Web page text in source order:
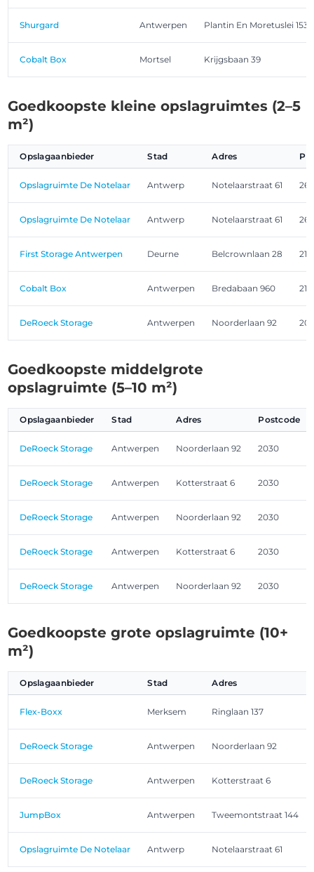
Shurgard Antwerpen Plantin En Moretuslei 153
Cobalt Box Mortsel Krijgsbaan 39
Goedkoopste kleine opslagruimtes (2–5
m²)
Opslagaanbieder Stad Adres
Opslagruimte De Notelaar Antwerp Notelaarstraat 61
Opslagruimte De Notelaar Antwerp Notelaarstraat 61
First Storage Antwerpen Deurne Belcrownlaan 28
Cobalt Box Antwerpen Bredabaan 960
DeRoeck Storage Antwerpen Noorderlaan 92
Goedkoopste middelgrote
opslagruimte (5–10 m²)
Opslagaanbieder Stad Adres Postcode
DeRoeck Storage Antwerpen Noorderlaan 92 2030
DeRoeck Storage Antwerpen Kotterstraat 6 2030
DeRoeck Storage Antwerpen Noorderlaan 92 2030
DeRoeck Storage Antwerpen Kotterstraat 6 2030
DeRoeck Storage Antwerpen Noorderlaan 92 2030
Goedkoopste grote opslagruimte (10+
m²)
Opslagaanbieder Stad Adres
Flex-Boxx Merksem Ringlaan 137
DeRoeck Storage Antwerpen Noorderlaan 92
DeRoeck Storage Antwerpen Kotterstraat 6
JumpBox Antwerpen Tweemontstraat 144
Opslagruimte De Notelaar Antwerp Notelaarstraat 61